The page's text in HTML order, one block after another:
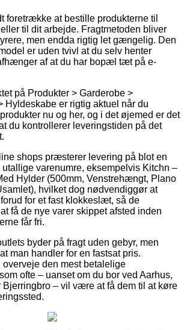
foretrække at bestille produkterne til
til dit arbejde. Fragtmetoden bliver
men endda rigtig let gængelig. Den
er uden tvivl at du selv henter
af at du har bopæl tæt på e-
på Produkter > Garderobe >
Hyldeskabe er rigtig aktuel når du
nu og her, og i det øjemed er det
du kontrollerer leveringstiden på det
shops præsterer levering på blot en
varenumre, eksempelvis Kitchn –
Hylder (500mm, Venstrehængt, Plano
hvilket dog nødvendiggør at
for et fast klokkeslæt, så de
få de nye varer skippet afsted inden
får fri.
byder på fragt uden gebyr, men
man handler for en fastsat pris.
overveje den mest betalelige
ofte – uanset om du bor ved Aarhus,
Bjerringbro – vil være at få dem til at køre